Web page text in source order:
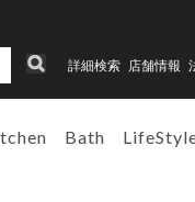
詳細検索 店舗情報
Bath